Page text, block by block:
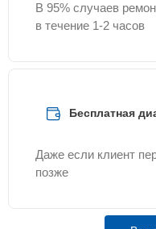
В 95% случаев
в течение 1-2 часов
Бесплатная
Даже если клиент
позже